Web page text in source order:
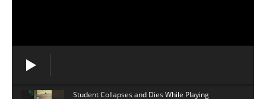
Student Collapses and Dies While Playing